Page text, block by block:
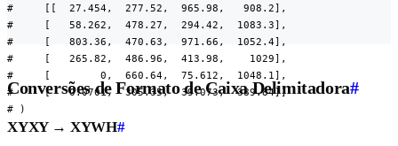
#     [[  27.454,  277.52,  965.98,   908.2],
#     [   58.262,  478.27,  294.42,  1083.3],
#     [   803.36,  470.63,  971.66,  1052.4],
#     [   265.82,  486.96,  413.98,    1029],
#     [        0,  660.64,  75.612,  1048.1],
#     [   0.0701,  305.35,  39.073,  389.84]]
# )
Conversões de Formato de Caixa Delimitadora#
XYXY → XYWH#